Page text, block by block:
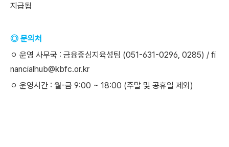
지급됨
◎ 문의처
ㅇ 운영 사무국 : 금융중심지육성팀 (051-631-0296, 0285) / fi
nancialhub@kbfc.or.kr
ㅇ 운영시간 : 월-금 9:00 ~ 18:00 (주말 및 공휴일 제외)